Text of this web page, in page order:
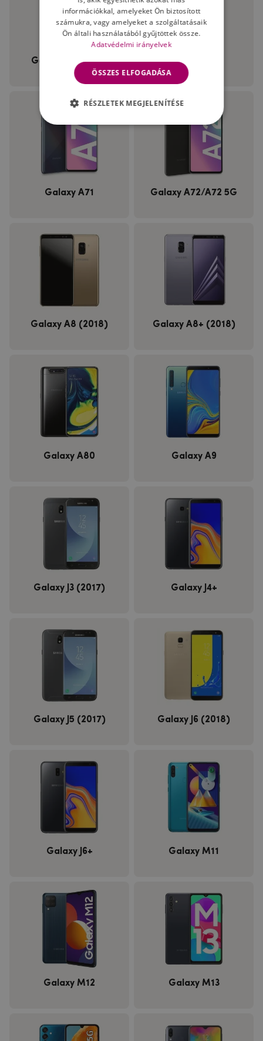
Galaxy A7 (2018) Galaxy A70
Galaxy A71 Galaxy A72/A72 5G
Galaxy A8 (2018) Galaxy A8+ (2018)
Galaxy A80 Galaxy A9
Galaxy J3 (2017) Galaxy J4+
Galaxy J5 (2017) Galaxy J6 (2018)
Galaxy J6+ Galaxy M11
Galaxy M12 Galaxy M13
információkkal, amelyeket Ön biztosított
számukra, vagy amelyeket a szolgáltatásaik
Ön általi használatából gyűjtöttek össze.
Adatvédelmi irányelvek
ÖSSZES ELFOGADÁSA
RÉSZLETEK MEGJELENÍTÉSE